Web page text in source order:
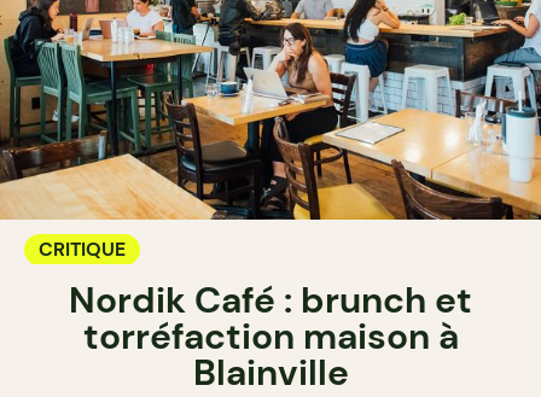
CRITIQUE
Nordik Café : brunch et
torréfaction maison à
Blainville